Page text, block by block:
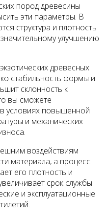
пород древесины
эти параметры. В
структура и плотность
улучшению
древесных
стабильность формы и
склонность к
вы сможете
условиях повышенной
и механических
воздействиям
материала, а процесс
его плотность и
срок службы
и эксплуатационные